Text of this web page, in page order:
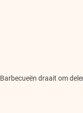
Barbecueën draait om